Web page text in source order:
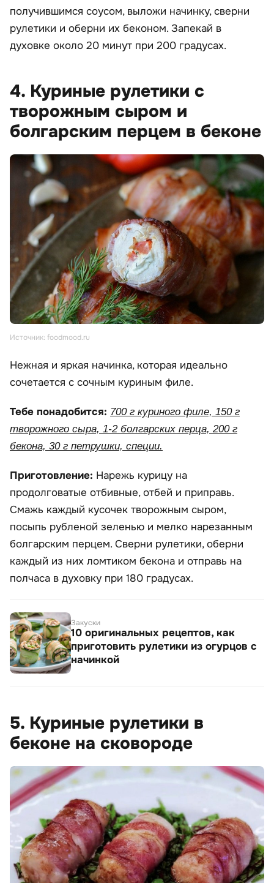
получившимся соусом, выложи начинку, сверни
рулетики и оберни их беконом. Запекай в
духовке около 20 минут при 200 градусах.
4. Куриные рулетики с
творожным сыром и
болгарским перцем в беконе
Источник: foodmood.ru
Нежная и яркая начинка, которая идеально
сочетается с сочным куриным филе.
Тебе понадобится: 700 г куриного филе, 150 г
творожного сыра, 1-2 болгарских перца, 200 г
бекона, 30 г петрушки, специи.
Приготовление: Нарежь курицу на
продолговатые отбивные, отбей и приправь.
Смажь каждый кусочек творожным сыром,
посыпь рубленой зеленью и мелко нарезанным
болгарским перцем. Сверни рулетики, оберни
каждый из них ломтиком бекона и отправь на
полчаса в духовку при 180 градусах.
Закуски
10 оригинальных рецептов, как
приготовить рулетики из огурцов с
начинкой
5. Куриные рулетики в
беконе на сковороде